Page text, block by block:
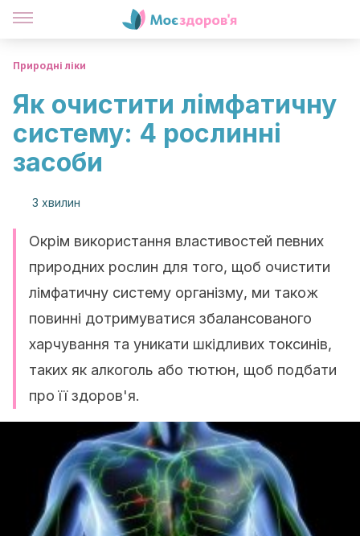
Природні ліки
Як очистити лімфатичну
систему: 4 рослинні
засоби
3 хвилин
Окрім використання властивостей певних
природних рослин для того, щоб очистити
лімфатичну систему організму, ми також
повинні дотримуватися збалансованого
харчування та уникати шкідливих токсинів,
таких як алкоголь або тютюн, щоб подбати
про її здоров'я.